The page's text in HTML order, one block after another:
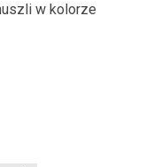
w kolorze